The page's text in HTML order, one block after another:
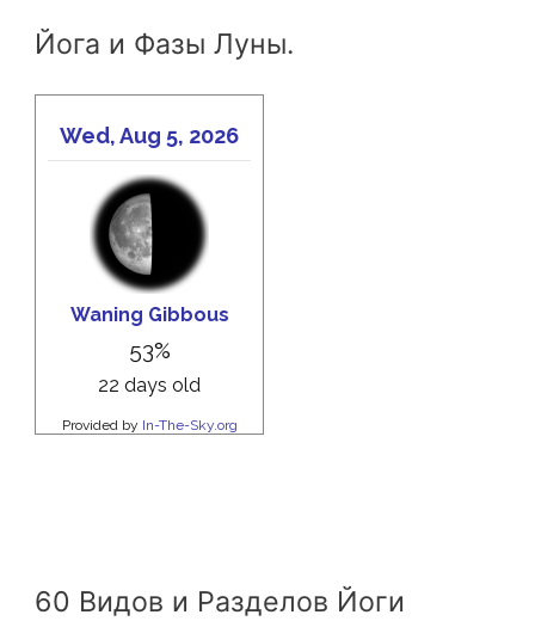
Йога и Фазы Луны.
60 Видов и Разделов Йоги